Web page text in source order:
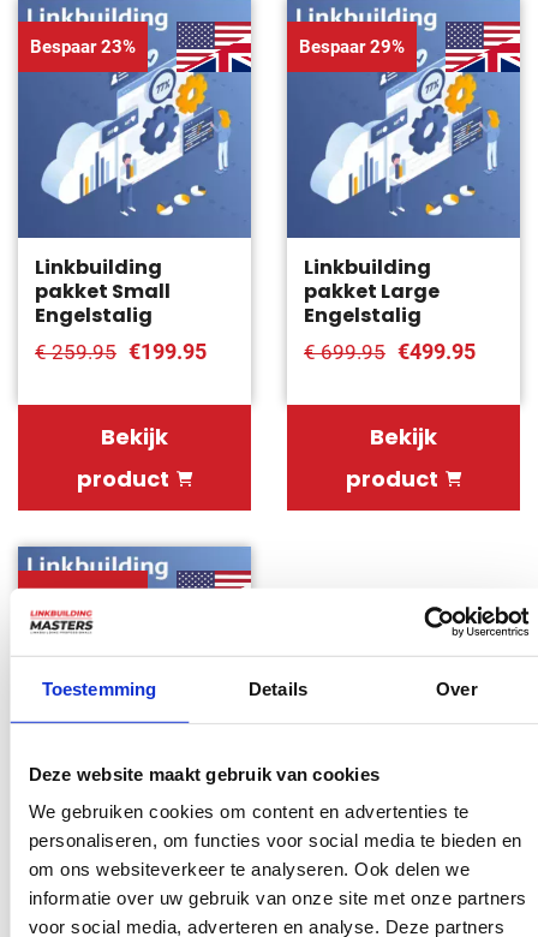
Toestemming Details Over
Deze website maakt gebruik van cookies
We gebruiken cookies om content en advertenties te
personaliseren, om functies voor social media te bieden en
om ons websiteverkeer te analyseren. Ook delen we
informatie over uw gebruik van onze site met onze partners
voor social media, adverteren en analyse. Deze partners
Bespaar 23%
Linkbuilding
pakket Small
Engelstalig
€ 259.95 €199.95
Bekijk
product
Bespaar 29%
Linkbuilding
pakket Large
Engelstalig
€ 699.95 €499.95
Bekijk
product
Linkbuilding
pakket Extra Large
Engelstalig
€ 899.95 €699.95